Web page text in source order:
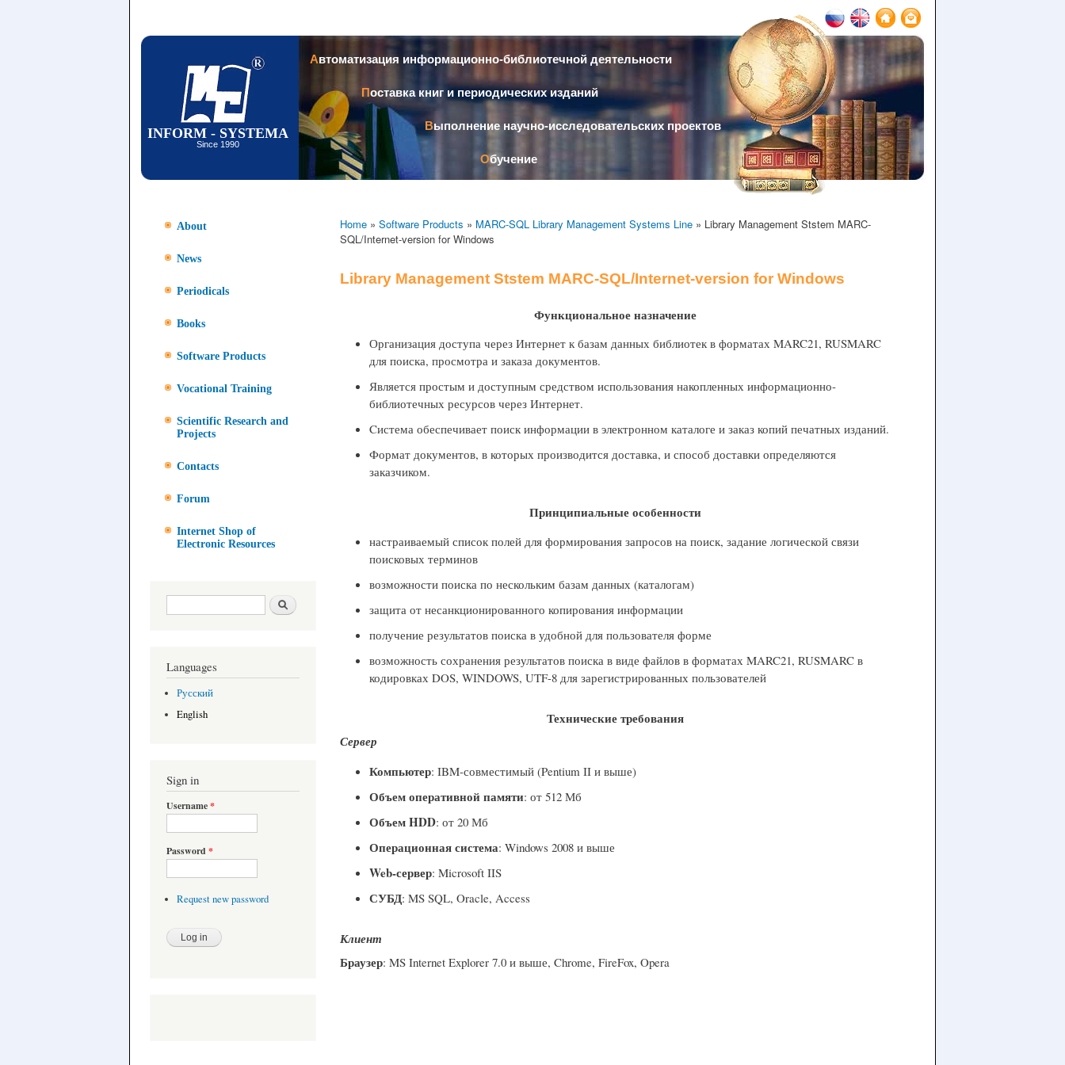
content
INFORM - SYSTEMA
Since 1990
Автоматизация информационно-библиотечной деятельности
Поставка книг и периодических изданий
Выполнение научно-исследовательских проектов
Обучение
About
News
Periodicals
Books
Software Products
Vocational Training
Scientific Research and
Projects
Contacts
Forum
Internet Shop of
Electronic Resources
Search form Search
Languages
Русский
English
Sign in
Username*
Password *
Request new password
Home » Software Products » MARC-SQL Library Management Systems Line » Library Management Ststem MARC-
SQL/Internet-version for Windows
Library Management Ststem MARC-SQL/Internet-version for Windows
Функциональное назначение
Организация доступа через Интернет к базам данных библиотек в форматах MARC21, RUSMARC
для поиска, просмотра и заказа документов.
Является простым и доступным средством использования накопленных информационно-
библиотечных ресурсов через Интернет.
Cистема обеспечивает поиск информации в электронном каталоге и заказ копий печатных изданий.
Формат документов, в которых производится доставка, и способ доставки определяются
заказчиком.
Принципиальные особенности
настраиваемый список полей для формирования запросов на поиск, задание логической связи
поисковых терминов
возможности поиска по нескольким базам данных (каталогам)
защита от несанкционированного копирования информации
получение результатов поиска в удобной для пользователя форме
возможность сохранения результатов поиска в виде файлов в форматах MARC21, RUSMARC в
кодировках DOS, WINDOWS, UTF-8 для зарегистрированных пользователей
Технические требования
Сервер
Компьютер: IBM-совместимый (Pentium II и выше)
Объем оперативной памяти: от 512 Мб
Объем HDD: от 20 Мб
Операционная система: Windows 2008 и выше
Web-сервер: Microsoft IIS
СУБД: MS SQL, Oracle, Access
Клиент
Браузер: MS Internet Explorer 7.0 и выше, Chrome, FireFox, Opera